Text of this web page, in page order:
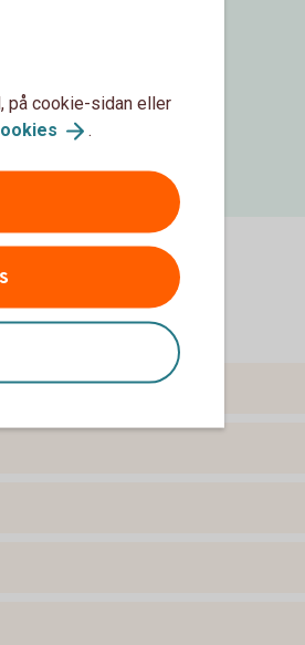
på cookie-sidan eller
.